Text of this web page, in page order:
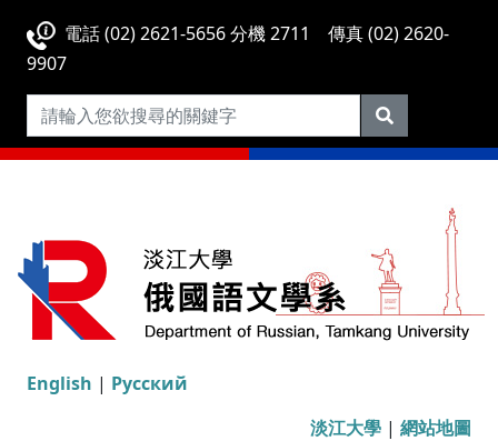
電話 (02) 2621-5656 分機 2711 傳真 (02) 2620-
9907
English | Русский
淡江大學 | 網站地圖